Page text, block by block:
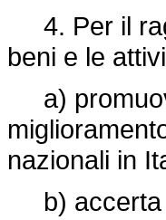
4. Per il
beni e le
a)
nazionali in
b) accerta